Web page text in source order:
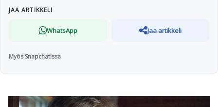
JAA ARTIKKELI
WhatsApp Jaa artikkeli
Myös Snapchatissa